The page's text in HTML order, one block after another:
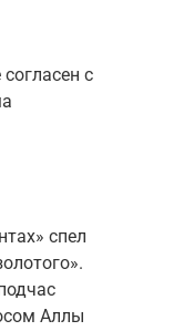
с
спел
Аллы